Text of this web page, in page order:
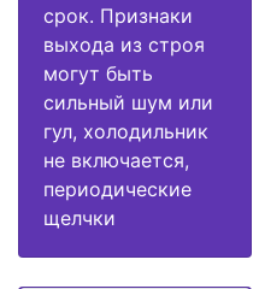
срок. Признаки
выхода из строя
могут быть
сильный шум или
гул, холодильник
не включается,
периодические
щелчки